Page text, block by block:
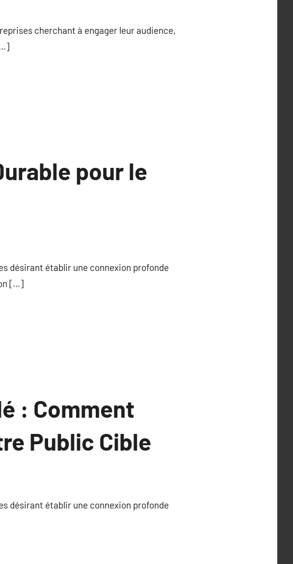
cherchant à engager leur audience,
pour le
désirant établir une connexion profonde
[…]
: Comment
Public Cible
désirant établir une connexion profonde